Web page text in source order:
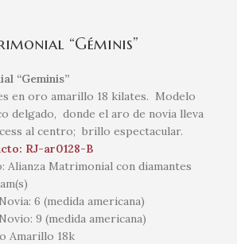
“Géminis”
“Geminis”
en oro amarillo 18 kilates. Modelo
delgado, donde el aro de novia lleva
al centro; brillo espectacular.
RJ-ar0128-B
Alianza Matrimonial con diamantes
6 (medida americana)
9 (medida americana)
Amarillo 18k